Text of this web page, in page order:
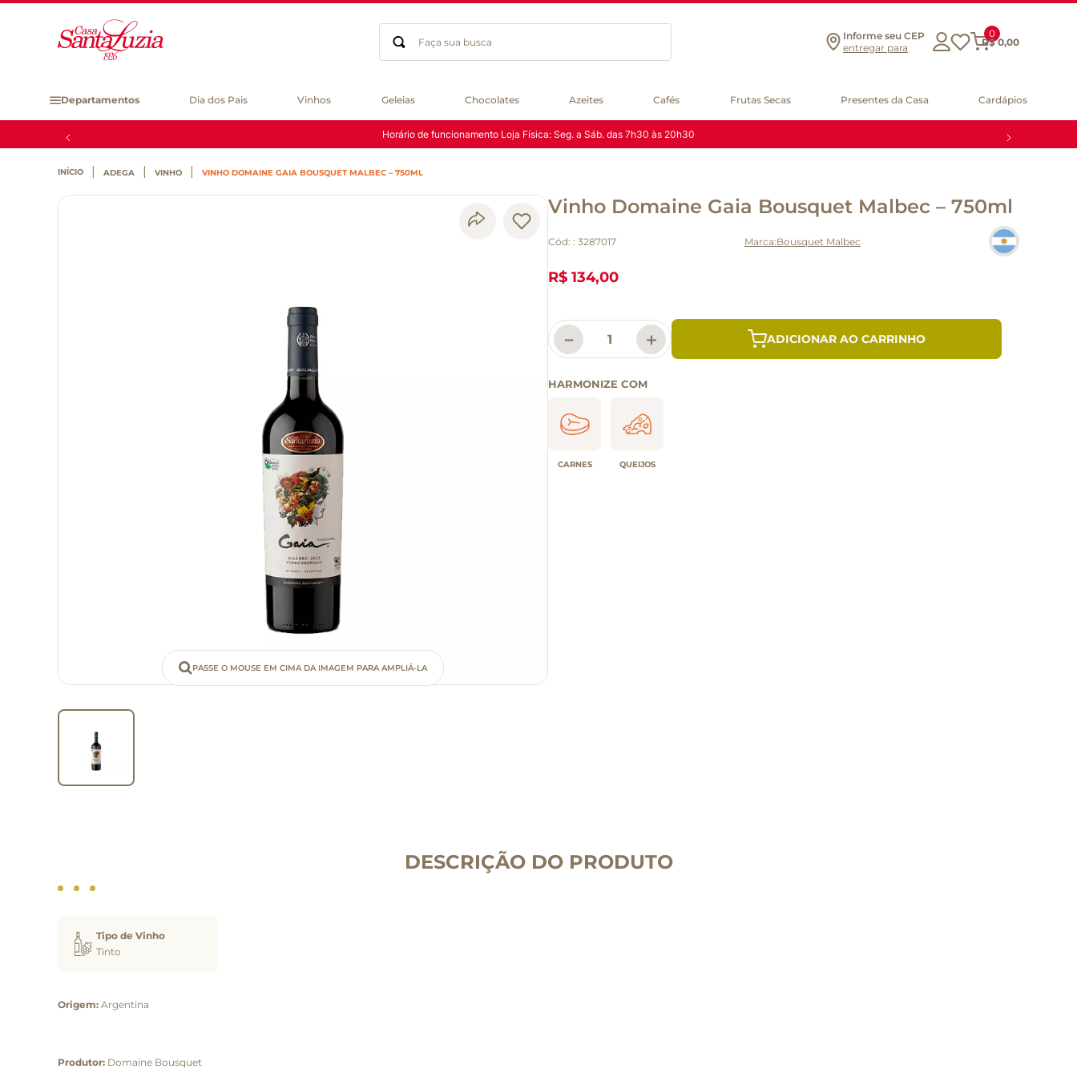
Faça sua busca
Informe seu CEP
entregar para
0
R$ 0,00
Departamentos Dia dos Pais Vinhos Geleias Chocolates Azeites Cafés Frutas Secas Presentes da Casa Cardápios
Horário de funcionamento Loja Física: Seg. a Sáb. das 7h30 às 20h30
ADEGA VINHO VINHO DOMAINE GAIA BOUSQUET MALBEC – 750ML
PASSE O MOUSE EM CIMA DA IMAGEM PARA AMPLIÁ-LA
Vinho Domaine Gaia Bousquet Malbec – 750ml
Cód: : 3287017 Bousquet Malbec
R$ 134,00
＋
－ ADICIONAR AO CARRINHO
HARMONIZE COM
CARNES QUEIJOS
DESCRIÇÃO DO PRODUTO
Tipo de Vinho
Tinto
Origem: Argentina
Produtor: Domaine Bousquet
gluten
chá